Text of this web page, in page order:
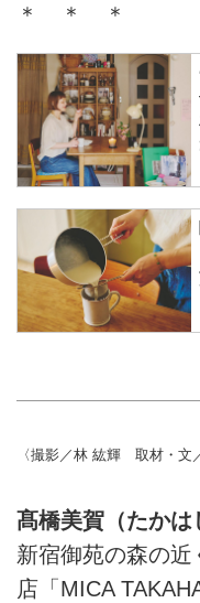
＊ ＊ ＊
〈撮影／林 紘輝 取材・文
髙橋美賀（たかは
新宿御苑の森の
店「MICA